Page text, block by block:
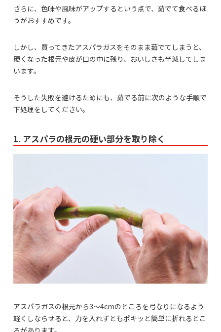
さらに、色味や風味がアップするという点で、茹でて食べるほ
うがおすすめです。
しかし、買ってきたアスパラガスをそのまま茹でてしまうと、
硬くなった根元や皮が口の中に残り、おいしさも半減してしま
います。
そうした失敗を避けるためにも、茹でる前に次のような手順で
下処理をしてください。
1. アスパラの根元の硬い部分を取り除く
アスパラガスの根元から3～4cmのところを弓なりになるよう
軽くしならせると、力を入れずともポキッと簡単に折れるとこ
ろがあります。